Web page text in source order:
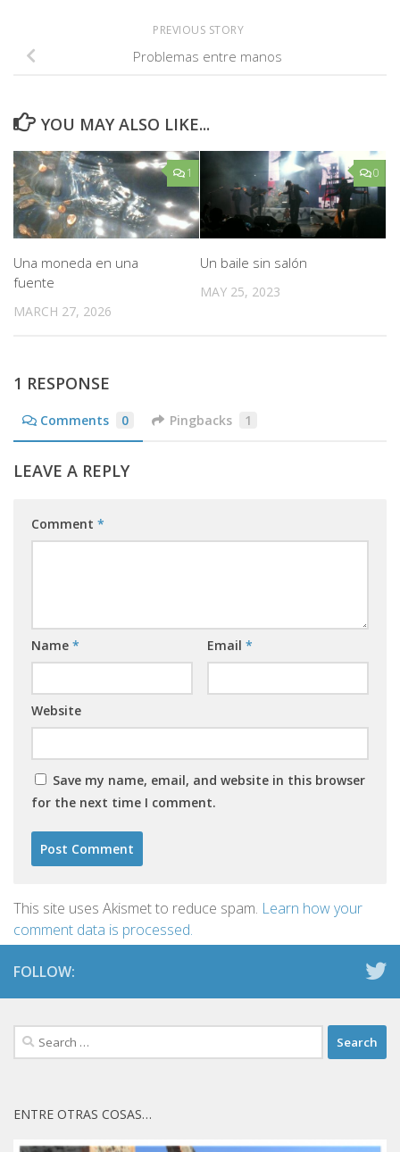
PREVIOUS STORY
Problemas entre manos
YOU MAY ALSO LIKE...
1
Una moneda en una
fuente
MARCH 27, 2026
0
Un baile sin salón
MAY 25, 2023
1 RESPONSE
Comments 0 Pingbacks 1
LEAVE A REPLY
Comment *
Name * Email *
Website
Save my name, email, and website in this browser
for the next time I comment.
This site uses Akismet to reduce spam. Learn how your
comment data is processed.
FOLLOW:
Search
for:
ENTRE OTRAS COSAS…